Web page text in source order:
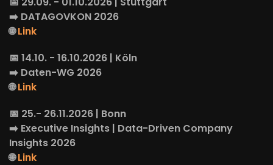
➡️ DATAGOVKON 2026
🌐Link
📅 14.10. - 16.10.2026 | Köln
➡️ Daten-WG 2026
🌐Link
📅 25.- 26.11.2026 | Bonn
➡️ Executive Insights | Data-Driven Company
Insights 2026
🌐Link